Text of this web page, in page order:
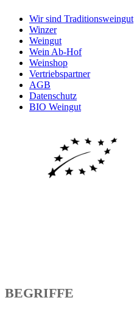
Wir sind Traditionsweingut
Winzer
Weingut
Wein Ab-Hof
Weinshop
Vertriebspartner
AGB
Datenschutz
BIO Weingut
BEGRIFFE